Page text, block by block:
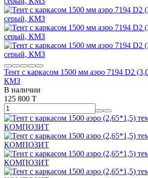
Тент с каркасом 1500 мм аэро 7194 D2
КМЗ
В наличии
125 800 T